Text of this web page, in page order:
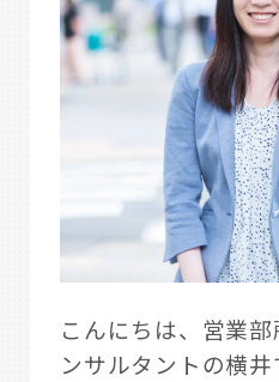
こんにちは、営業
ンサルタントの横井